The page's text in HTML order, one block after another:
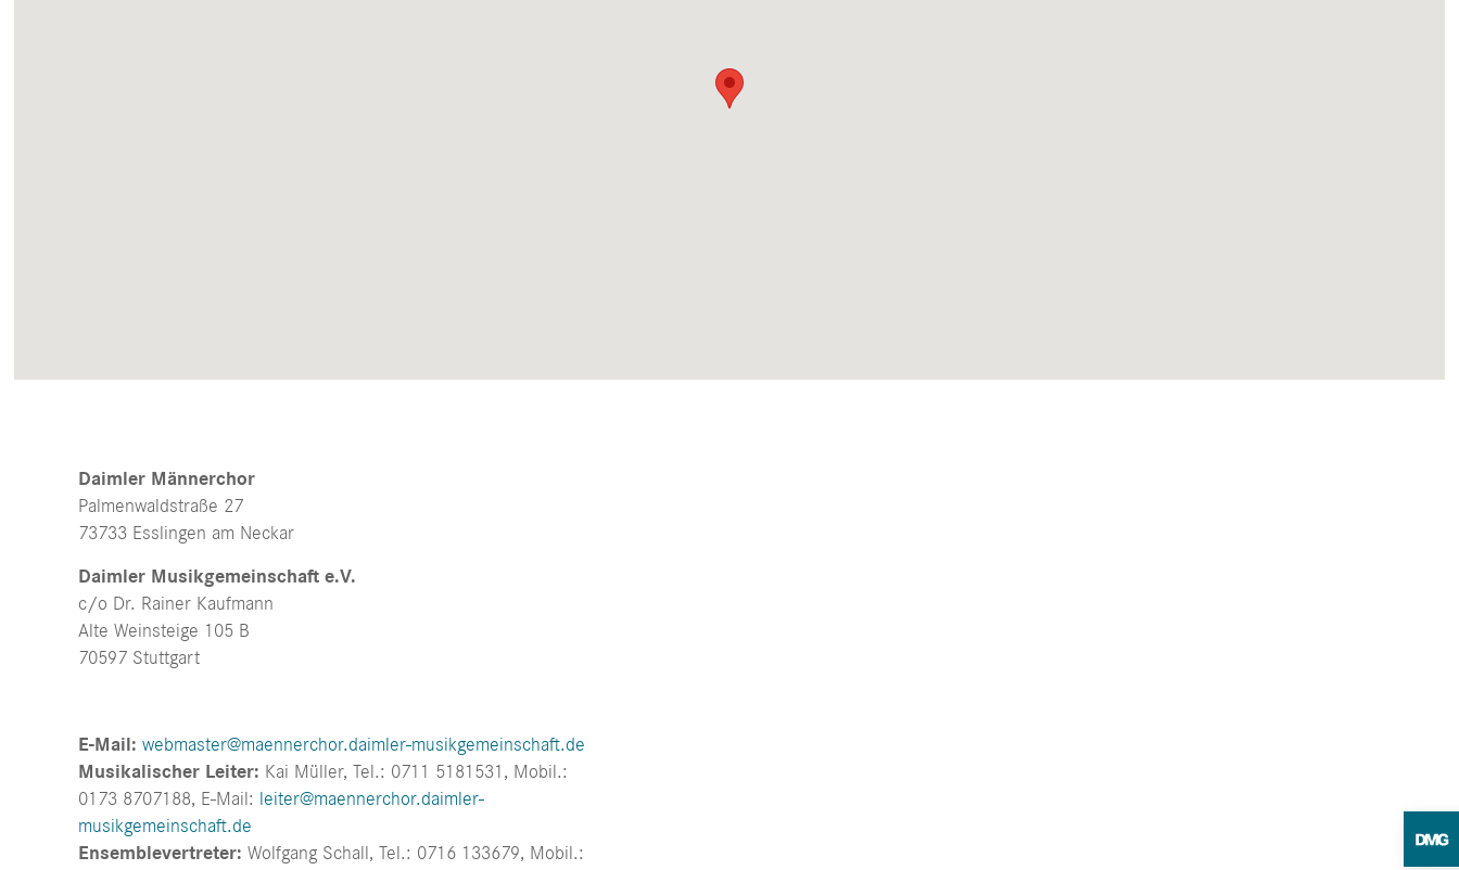
Daimler Männerchor
Palmenwaldstraße 27
73733 Esslingen am Neckar
Daimler Musikgemeinschaft e.V.
c/o Dr. Rainer Kaufmann
Alte Weinsteige 105 B
70597 Stuttgart
E-Mail: webmaster@maennerchor.daimler-musikgemeinschaft.de
Musikalischer Leiter: Kai Müller, Tel.: 0711 5181531, Mobil.:
0173 8707188, E-Mail:
leiter@maennerchor.daimler-
musikgemeinschaft.de
Ensemblevertreter: Wolfgang Schall, Tel.: 0716 133679, Mobil.: